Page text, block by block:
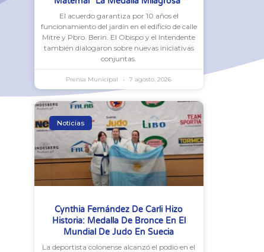
El acuerdo garantiza por 10 años el
funcionamiento del jardín en el edificio de calle
Mitre y Pbro. Berin. El Obispo y el Intendente
también dialogaron sobre nuevas iniciativas
conjuntas.
Prensa Municipal 7 agosto, 2026
Noticias
Cynthia Fernández De Carli Hizo
Historia: Medalla De Bronce En El
Mundial De Judo En Suecia
La deportista colonense alcanzó el podio en el